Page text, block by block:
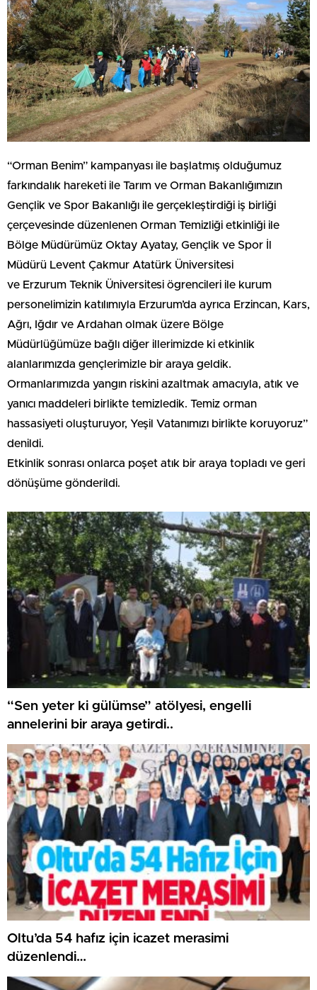
“Orman Benim” kampanyası ile başlatmış olduğumuz
farkındalık hareketi ile Tarım ve Orman Bakanlığımızın
Gençlik ve Spor Bakanlığı ile gerçekleştirdiği iş birliği
çerçevesinde düzenlenen Orman Temizliği etkinliği ile
Bölge Müdürümüz Oktay Ayatay, Gençlik ve Spor İl
Müdürü Levent Çakmur Atatürk Üniversitesi
ve Erzurum Teknik Üniversitesi ögrencileri ile kurum
personelimizin katılımıyla Erzurum’da ayrıca Erzincan, Kars,
Ağrı, Iğdır ve Ardahan olmak üzere Bölge
Müdürlüğümüze bağlı diğer illerimizde ki etkinlik
alanlarımızda gençlerimizle bir araya geldik.
Ormanlarımızda yangın riskini azaltmak amacıyla, atık ve
yanıcı maddeleri birlikte temizledik. Temiz orman
hassasiyeti oluşturuyor, Yeşil Vatanımızı birlikte koruyoruz”
denildi.
Etkinlik sonrası onlarca poşet atık bir araya topladı ve geri
dönüşüme gönderildi.
“Sen yeter ki gülümse” atölyesi, engelli
annelerini bir araya getirdi..
Oltu’da 54 hafız için icazet merasimi
düzenlendi…